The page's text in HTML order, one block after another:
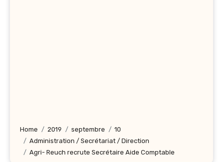
Home 2019 septembre
10
Administration / Secrétariat / Direction
Agri- Reuch recrute Secrétaire Aide Comptable